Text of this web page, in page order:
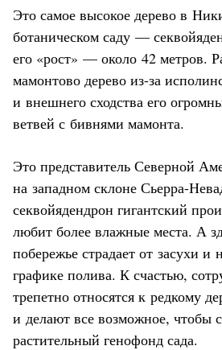
Это самое высокое дерево в
ботаническом саду —
его «рост» — около 42 метров.
мамонтово дерево из-за
и внешнего сходства его
ветвей с бивнями мамонта.
Это представитель Северной
на западном склоне Сьерра-
секвойядендрон гигантский
любит более влажные места. А
побережье страдает от засухи и
графике полива. К счастью,
трепетно относятся к редкому
и делают все возможное, чтобы
растительный генофонд сада.